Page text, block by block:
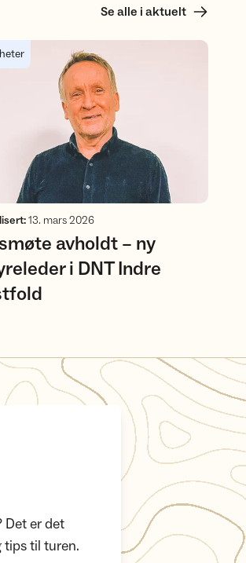
Se alle i aktuelt
avholdt – ny styreleder i DNT Indre
:13. mars 2026
avholdt – ny
i DNT Indre
Det er det
tips til turen.